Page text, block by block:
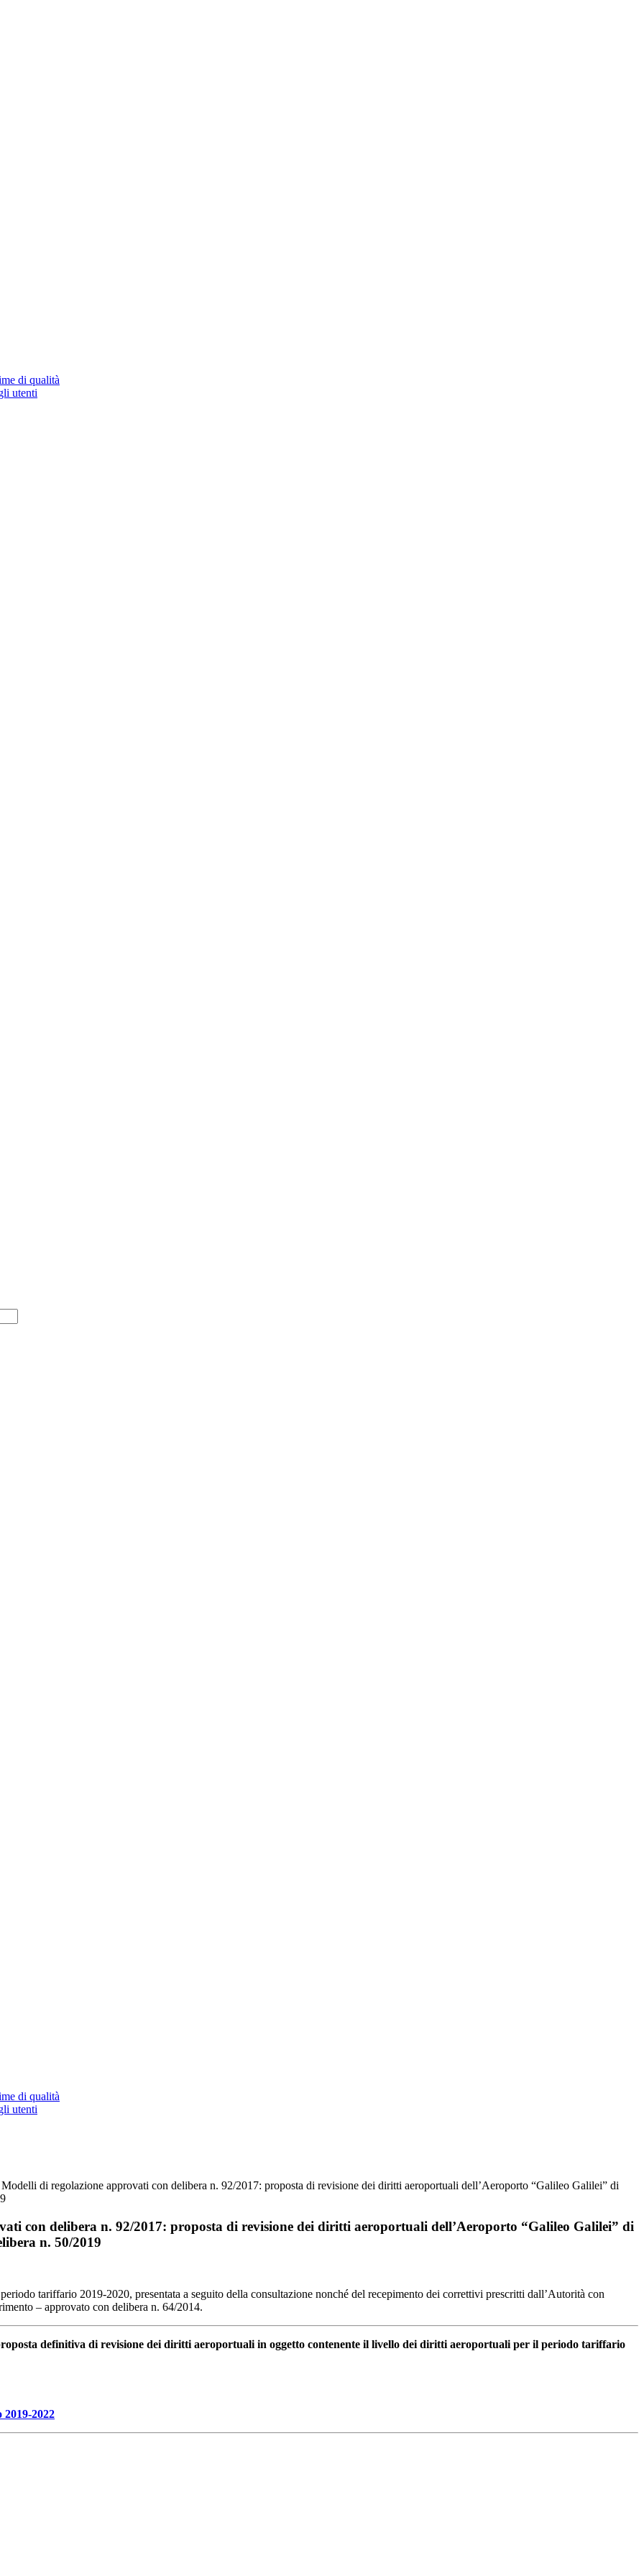
di qualità
utenti
di qualità
utenti
di regolazione approvati con delibera n. 92/2017: proposta di revisione dei diritti aeroportuali dell’Aeroporto “Galileo Galilei” di
con delibera n. 92/2017: proposta di revisione dei diritti aeroportuali dell’Aeroporto “Galileo Galilei” di
n. 50/2019
tariffario 2019-2020, presentata a seguito della consultazione nonché del recepimento dei correttivi prescritti dall’Autorità con
– approvato con delibera n. 64/2014.
definitiva di revisione dei diritti aeroportuali in oggetto contenente il livello dei diritti aeroportuali per il periodo tariffario
2022